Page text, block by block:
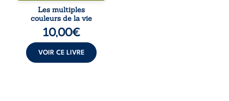
désillusions, Les
multiples couleurs
de la vie explore la
force des liens, le
poids des non-dits
et la ...
Les multiples
couleurs de la vie
10,00€
VOIR CE LIVRE